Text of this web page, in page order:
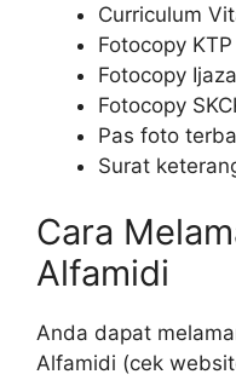
Curriculum
Fotocopy KTP
Fotocopy
Fotocopy
Pas foto
Surat
Cara
Alfamidi
Anda dapat
Alfamidi (cek